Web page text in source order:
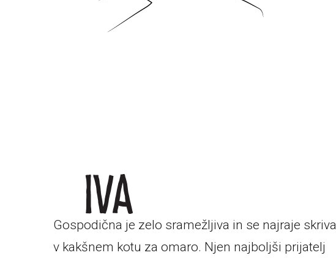
Gospodična je zelo sramežljiva in se najraje skriva
v kakšnem kotu za omaro. Njen najboljši prijatelj